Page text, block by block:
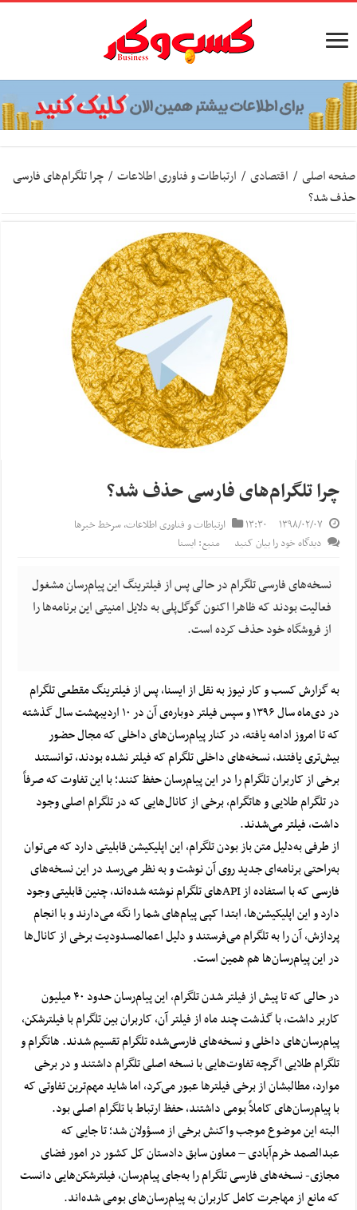
صفحه اصلی / اقتصادی / ارتباطات و فناوری اطلاعات / چرا تلگرام‌های فارسی
حذف شد؟
چرا تلگرام‌های فارسی حذف شد؟
۱۳۹۸/۰۲/۰۷ ۱۳:۳۰ ارتباطات و فناوری اطلاعات,سرخط خبرها
دیدگاه خود را بیان کنید
منبع: ایسنا
نسخه‌های فارسی تلگرام در حالی پس از فیلترینگ این پیام‌رسان مشغول
فعالیت بودند که ظاهرا اکنون گوگل‌پلی به دلایل امنیتی این برنامه‌ها را
از فروشگاه خود حذف کرده است.
به گزارش کسب و کار نیوز به نقل از ایسنا، پس از فیلترینگ مقطعی تلگرام
در دی‌ماه سال ۱۳۹۶ و سپس فیلتر دوباره‌ی آن در ۱۰ اردیبهشت سال گذشته
که تا امروز ادامه یافته، در کنار پیام‌رسان‌های داخلی که مجال حضور
بیش‌تری یافتند، نسخه‌های داخلی تلگرام که فیلتر نشده بودند، توانستند
برخی از کاربران تلگرام را در این پیام‌رسان حفظ کنند؛ با این تفاوت که صرفاً
در تلگرام طلایی و هاتگرام، برخی از کانال‌هایی که در تلگرام اصلی وجود
داشت، فیلتر می‌شدند.
از طرفی به‌دلیلمتن باز بودن تلگرام، این اپلیکیشن قابلیتی دارد که می‌توان
به‌راحتی برنامه‌ای جدید روی آن نوشت و به نظر می‌رسد در این نسخه‌های
فارسی که با استفاده از APIهای تلگرام نوشته شده‌اند، چنین قابلیتی وجود
دارد و این اپلیکیشن‌ها، ابتدا کپی پیام‌های شما را نگه می‌دارند و با انجام
پردازش، آن را به تلگرام می‌فرستند و دلیل اعمالمسدودیت برخی از کانال‌ها
در این پیام‌رسان‌ها هم همین است.
در حالی که تا پیش از فیلتر شدن تلگرام، این پیام‌رسان حدود ۴۰ میلیون
کاربر داشت، با گذشت چند ماه از فیلتر آن، کاربران بین تلگرام با فیلترشکن،
پیام‌رسان‌های داخلی و نسخه‌های فارسی‌شده تلگرام تقسیم شدند. هاتگرام و
تلگرام طلایی اگرچه تفاوت‌هایی با نسخه اصلی تلگرام داشتند و در برخی
موارد، مطالبشان از برخی فیلترها عبور می‌کرد، اما شاید مهم‌ترین تفاوتی که
با پیام‌رسان‌های کاملاً بومی داشتند، حفظ ارتباط با تلگرام اصلی بود.
البته این موضوع موجب واکنش برخی از مسؤولان شد؛ تا جایی که
عبدالصمد خرم‌آبادی – معاون سابق دادستان کل کشور در امور فضای
مجازی- نسخه‌های فارسی تلگرام را به‌جای پیام‌رسان، فیلترشکن‌هایی دانست
که مانع از مهاجرت کامل کاربران به پیام‌رسان‌های بومی شده‌اند.